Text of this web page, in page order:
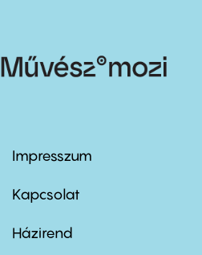
Footer
first
Impresszum
Kapcsolat
Footer
Házirend